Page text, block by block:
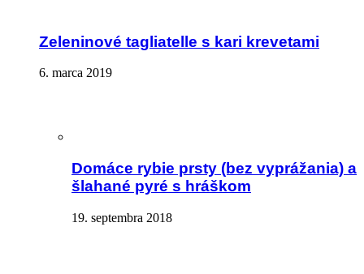
Zeleninové tagliatelle s kari krevetami
6. marca 2019
Domáce rybie prsty (bez vyprážania) a
šlahané pyré s hráškom
19. septembra 2018